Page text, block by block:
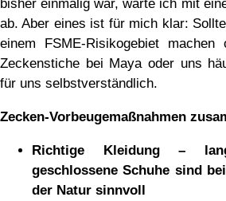
bisher einmalig war, warte ich mit
ab. Aber eines ist für mich klar:
einem FSME-Risikogebiet
Zeckenstiche bei Maya oder uns
für uns selbstverständlich.
Zecken-Vorbeugemaßnahmen
Richtige Kleidung –
geschlossene Schuhe sind
der Natur sinnvoll